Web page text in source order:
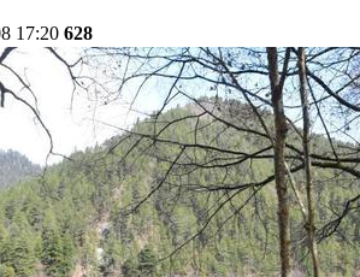
17:20 628